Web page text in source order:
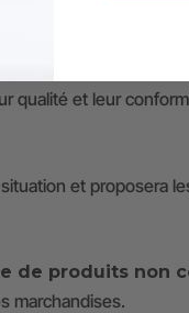
produits afin de
qualité et leur
et proposera
produits non
marchandises.